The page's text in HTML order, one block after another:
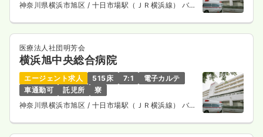
神奈川県横浜市旭区 / 十日市場駅（ＪＲ横浜線） バス
医療法人社団明芳会
横浜旭中央総合病院
エージェント求人 515床 7:1
電子カルテ
車通勤可
託児所
寮
神奈川県横浜市旭区 / 十日市場駅（ＪＲ横浜線） バス